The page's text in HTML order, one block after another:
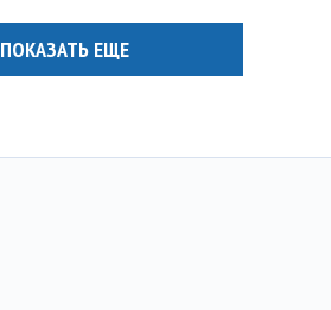
ПОКАЗАТЬ ЕЩЕ